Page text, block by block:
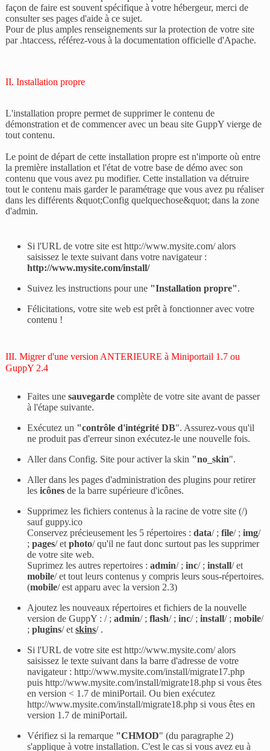
façon de faire est souvent spécifique à votre hébergeur, merci de
consulter ses pages d'aide à ce sujet.
Pour de plus amples renseignements sur la protection de votre site
par .htaccess, référez-vous à la documentation officielle d'Apache.
II. Installation propre
L'installation propre permet de supprimer le contenu de
démonstration et de commencer avec un beau site GuppY vierge de
tout contenu.
Le point de départ de cette installation propre est n'importe où entre
la première installation et l'état de votre base de démo avec son
contenu que vous avez pu modifier. Cette installation va détruire
tout le contenu mais garder le paramétrage que vous avez pu réaliser
dans les différents &quot;Config quelquechose&quot; dans la zone
d'admin.
Si l'URL de votre site est http://www.mysite.com/ alors
saisissez le texte suivant dans votre navigateur :
http://www.mysite.com/install/
Suivez les instructions pour une "Installation propre".
Félicitations, votre site web est prêt à fonctionner avec votre
contenu !
III. Migrer d'une version ANTERIEURE à Miniportail 1.7 ou
GuppY 2.4
Faites unesauvegarde complète de votre site avant de passer
à l'étape suivante.
Exécutez un "contrôle d'intégrité DB". Assurez-vous qu'il
ne produit pas d'erreur sinon exécutez-le une nouvelle fois.
Aller dans Config. Site pour activer la skin "no_skin".
Aller dans les pages d'administration des plugins pour retirer
lesicônes de la barre supérieure d'icônes.
Supprimez les fichiers contenus à la racine de votre site (/)
sauf guppy.ico
Conservez précieusement les 5 répertoires :data/ ;file/ ;img/
;pages/ etphoto/ qu'il ne faut donc surtout pas les supprimer
de votre site web.
Suprimez les autres repertoires :admin/ ;inc/ ;install/ et
mobile/ et tout leurs contenus y compris leurs sous-répertoires.
(mobile/ est apparu avec la version 2.3)
Ajoutez les nouveaux répertoires et fichiers de la nouvelle
version de GuppY : / ;admin/ ;flash/ ;inc/ ;install/ ;mobile/
;plugins/ etskins/ .
Si l'URL de votre site est http://www.mysite.com/ alors
saisissez le texte suivant dans la barre d'adresse de votre
navigateur :http://www.mysite.com/install/migrate17.php
puis http://www.mysite.com/install/migrate18.php si vous êtes
en version < 1.7 de miniPortail. Ou bien exécutez
http://www.mysite.com/install/migrate18.php si vous êtes en
version 1.7 de miniPortail.
Vérifiez si la remarque "CHMOD" (du paragraphe 2)
s'applique à votre installation. C'est le cas si vous avez eu à